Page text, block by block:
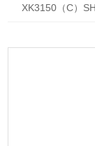
XK3150（C）